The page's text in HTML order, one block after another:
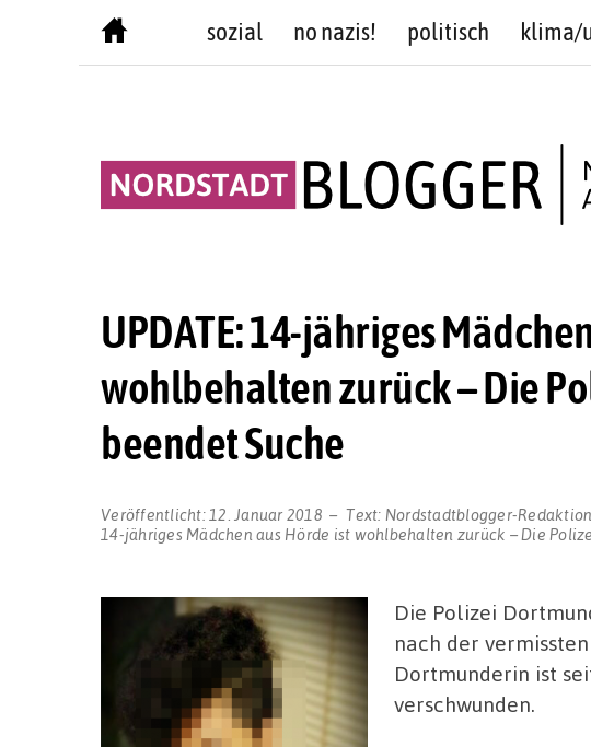
sozial no nazis! politisch klima/
UPDATE: 14-jähriges
wohlbehalten zurück – Die
beendet Suche
Veröffentlicht: 12. Januar 2018 Text: Nordstadtblogger-Redaktion
14-jähriges Mädchen aus Hörde ist wohlbehalten zurück – Die
Die Polizei
nach der
Dortmunderin ist
verschwunden.